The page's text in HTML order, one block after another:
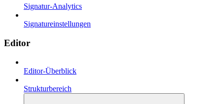
Signatur-Analytics
Signatureinstellungen
Editor
Editor-Überblick
Strukturbereich